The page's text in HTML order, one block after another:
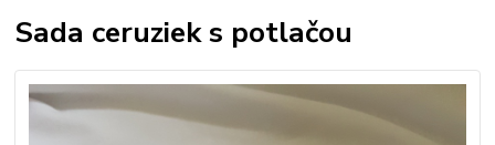
Sada ceruziek s potlačou